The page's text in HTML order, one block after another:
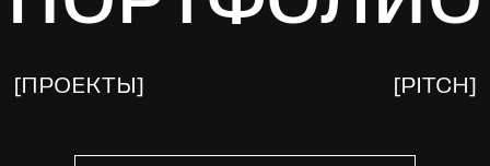
ПРОЕКТЫ PITCH